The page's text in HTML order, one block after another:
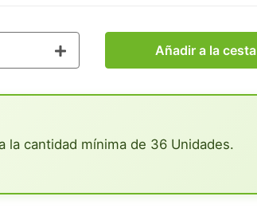
Añadir a la cesta
la cantidad mínima de 36 Unidades.